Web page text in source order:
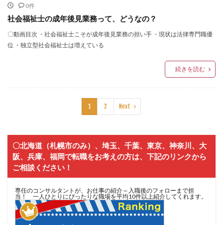
0件
社会福祉士の成年後見業務って、どうなの？
〇動画目次 ・社会福祉士こそが成年後見業務の担い手 ・現状は法律専門職優
位 ・独立型社会福祉士は増えている
続きを読む
1 2 Next
〇北海道（札幌市のみ）、埼玉、千葉、東京、神奈川、大
阪、兵庫、福岡で転職をお考えの方は、下記のリンクから
ご相談ください！
専任のコンサルタントが、お仕事の紹介～入職後のフォローまで担
当！ 一人ひとりにぴったりな職場を平均10件以上紹介してくれます。